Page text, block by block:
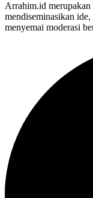
Arrahim.id
mendiseminasikan
menyemai moderasi